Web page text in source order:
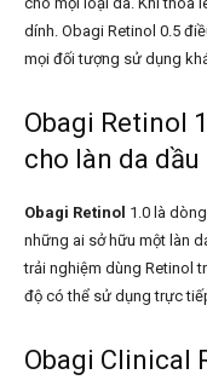
dính. Obagi Retinol 0.5
mọi đối tượng sử dụng
Obagi Retinol
cho làn da dầu
Obagi Retinol 1.0 là
những ai sở hữu một làn
trải nghiệm dùng Retinol
độ có thể sử dụng trực
Obagi Clinical